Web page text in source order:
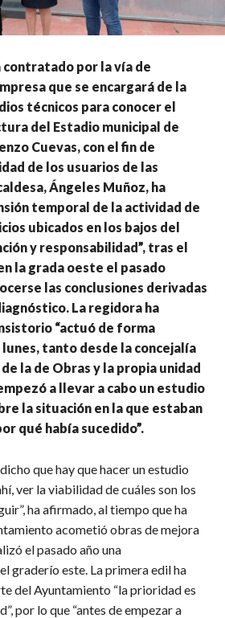
contratado por la vía de
que se encargará de la
técnicos para conocer el
del Estadio municipal de
Cuevas, con el fin de
de los usuarios de las
Ángeles Muñoz, ha
temporal de la actividad de
ubicados en los bajos del
y responsabilidad”, tras el
la grada oeste el pasado
las conclusiones derivadas
La regidora ha
“actuó de forma
tanto desde la concejalía
la de Obras y la propia unidad
a llevar a cabo un estudio
la situación en la que estaban
qué había sucedido”.
que hay que hacer un estudio
ver la viabilidad de cuáles son los
ha afirmado, al tiempo que ha
acometió obras de mejora
el pasado año una
graderío este. La primera edil ha
del Ayuntamiento “la prioridad es
por lo que “antes de empezar a